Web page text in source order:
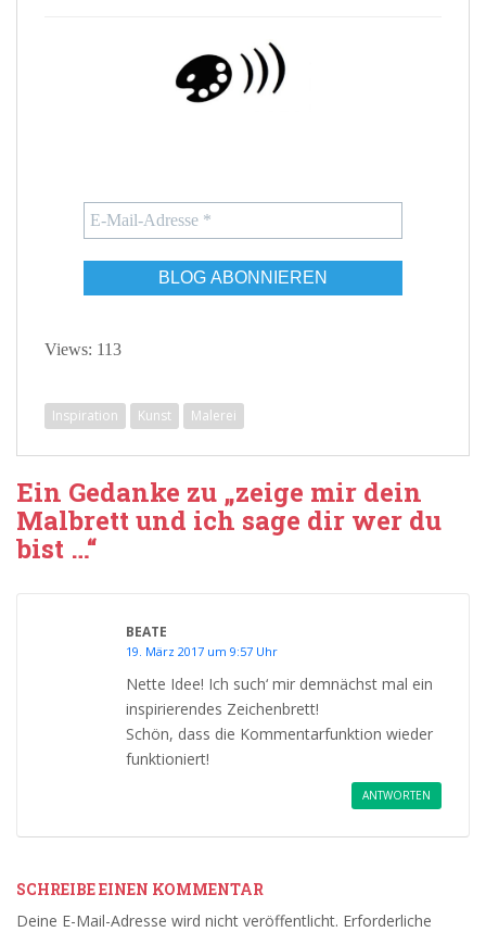
Views: 113
Inspiration Kunst Malerei
Ein Gedanke zu „zeige mir dein
Malbrett und ich sage dir wer du
bist …“
BEATE
19. März 2017 um 9:57 Uhr
Nette Idee! Ich such‘ mir demnächst mal ein
inspirierendes Zeichenbrett!
Schön, dass die Kommentarfunktion wieder
funktioniert!
ANTWORTEN
SCHREIBE EINEN KOMMENTAR
Deine E-Mail-Adresse wird nicht veröffentlicht. Erforderliche